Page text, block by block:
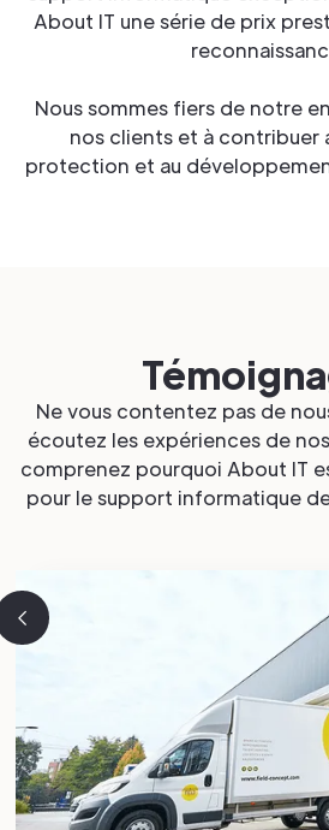
About IT une série de prix
Nous sommes fiers de notre
nos clients et à contribuer
protection et au
Ne vous contentez pas de
écoutez les expériences de
comprenez pourquoi About IT
pour le support informatique